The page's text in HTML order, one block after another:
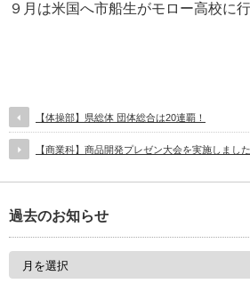
９月は米国へ市船生がモロー高校に
【体操部】県総体 団体総合は20連覇！
【商業科】商品開発プレゼン大会を実施しました
過去のお知らせ